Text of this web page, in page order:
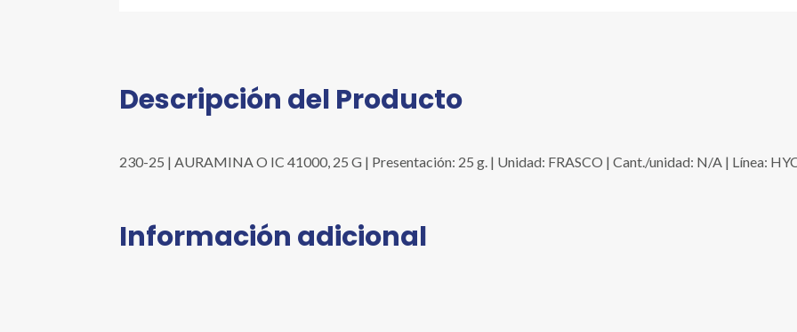
Descripción del Producto
230-25 | AURAMINA O IC 41000, 25 G | Presentación: 25 g. | Unidad: FRASCO | Cant./unidad: N/A | Línea:
Información adicional